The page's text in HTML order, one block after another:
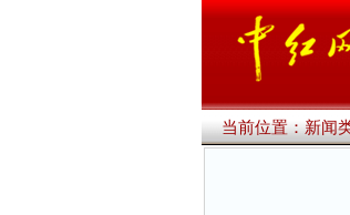
当前位置：新闻